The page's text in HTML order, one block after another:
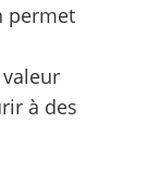
permet
à des